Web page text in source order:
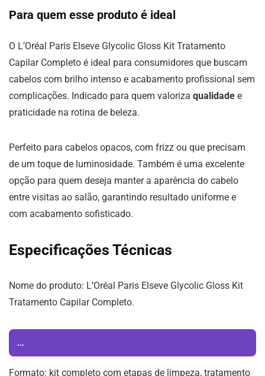
Para quem esse produto é ideal
O L’Oréal Paris Elseve Glycolic Gloss Kit Tratamento
Capilar Completo é ideal para consumidores que buscam
cabelos com brilho intenso e acabamento profissional sem
complicações. Indicado para quem valoriza qualidade e
praticidade na rotina de beleza.
Perfeito para cabelos opacos, com frizz ou que precisam
de um toque de luminosidade. Também é uma excelente
opção para quem deseja manter a aparência do cabelo
entre visitas ao salão, garantindo resultado uniforme e
com acabamento sofisticado.
Especificações Técnicas
Nome do produto: L’Oréal Paris Elseve Glycolic Gloss Kit
Tratamento Capilar Completo.
...
Formato: kit completo com etapas de limpeza, tratamento